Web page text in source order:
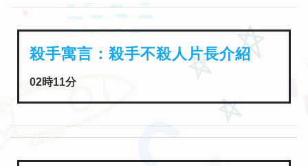
殺手寓言：殺手不殺人片長介紹
02時11分